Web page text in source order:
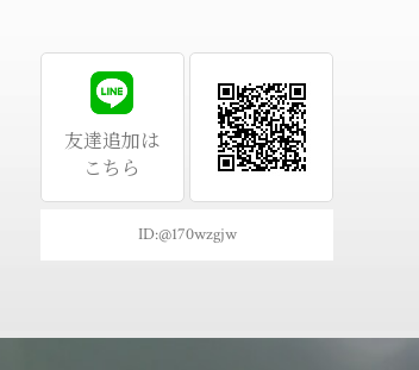
友達追加は
こちら
ID:@170wzgjw